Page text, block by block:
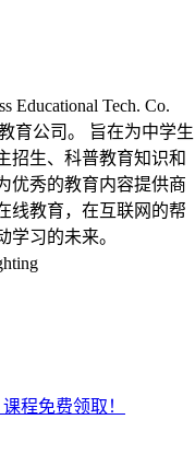
Educational Tech. Co.
育公司。 旨在为中学生
招生、科普教育知识和
优秀的教育内容提供商
线教育，在互联网的帮
学习的未来。
程免费领取！